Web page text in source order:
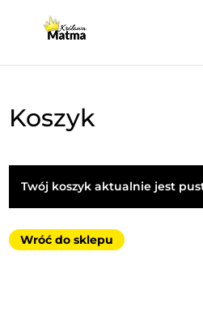
Koszyk
Twój koszyk aktualnie jest
Wróć do sklepu